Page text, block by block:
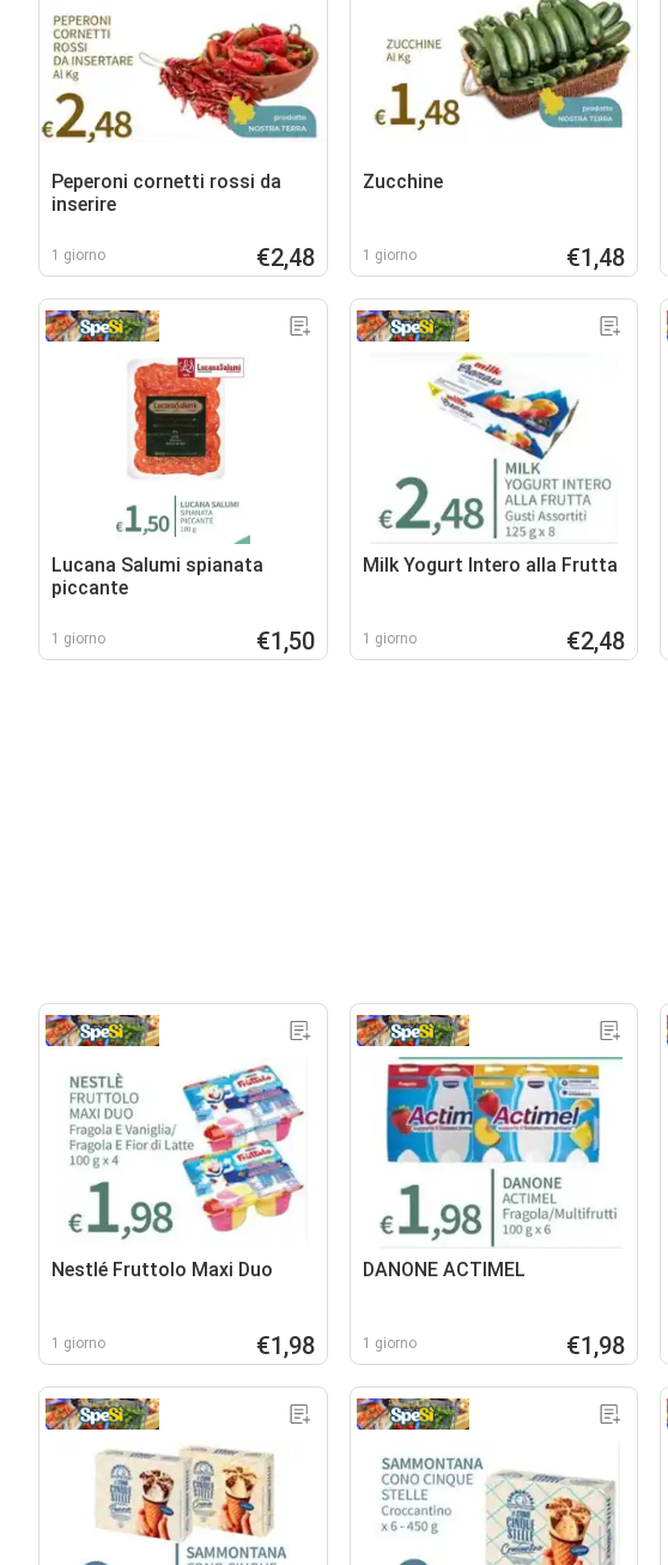
Peperoni cornetti rossi da
inserire
1 giorno €2,48
Zucchine
1 giorno €1,48
Lucana Salumi spianata
piccante
1 giorno €1,50
Milk Yogurt Intero alla Frutta
1 giorno €2,48
Nestlé Fruttolo Maxi Duo
1 giorno €1,98
DANONE ACTIMEL
1 giorno €1,98